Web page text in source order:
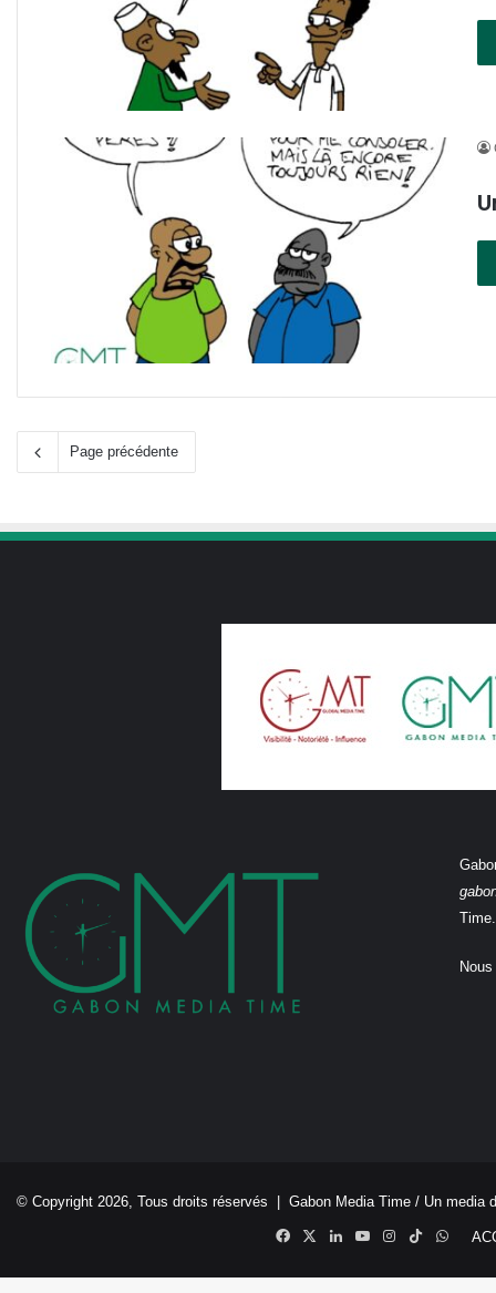
Page précédente
Time.
© Copyright 2026, Tous droits réservés | Gabon Media Time / Un media
Facebook
X LinkedinYouTubeInstagram
TikTok